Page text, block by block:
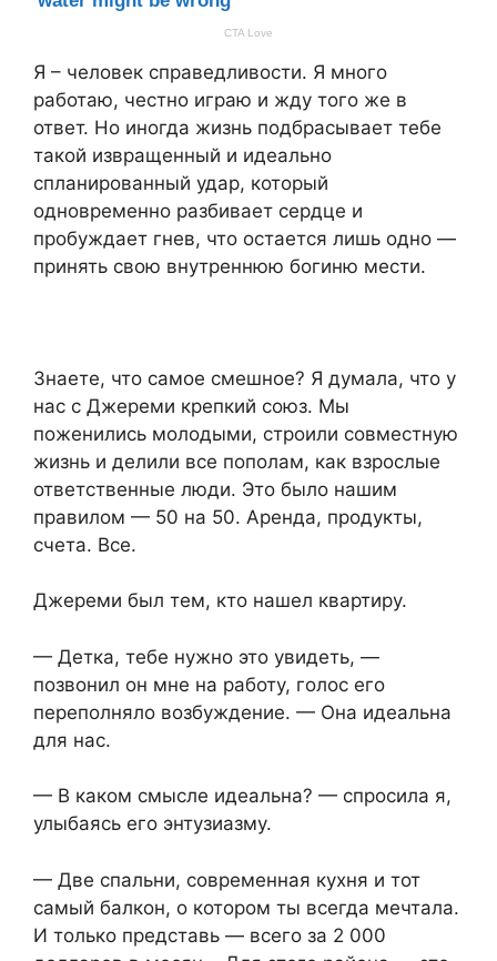
Я – человек справедливости. Я много
работаю, честно играю и жду того же в
ответ. Но иногда жизнь подбрасывает тебе
такой извращенный и идеально
спланированный удар, который
одновременно разбивает сердце и
пробуждает гнев, что остается лишь одно —
принять свою внутреннюю богиню мести.
Знаете, что самое смешное? Я думала, что у
нас с Джереми крепкий союз. Мы
поженились молодыми, строили совместную
жизнь и делили все пополам, как взрослые
ответственные люди. Это было нашим
правилом — 50 на 50. Аренда, продукты,
счета. Все.
Джереми был тем, кто нашел квартиру.
— Детка, тебе нужно это увидеть, —
позвонил он мне на работу, голос его
переполняло возбуждение. — Она идеальна
для нас.
— В каком смысле идеальна? — спросила я,
улыбаясь его энтузиазму.
— Две спальни, современная кухня и тот
самый балкон, о котором ты всегда мечтала.
И только представь — всего за 2 000